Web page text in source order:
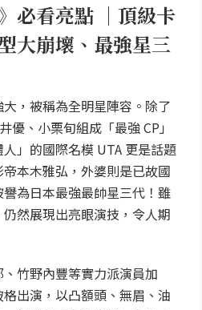
必看亮點 ｜頂級卡
大崩壞、最強星三
，被稱為全明星陣容。除了
優、小栗旬組成「最強 CP」
」的國際名模 UTA 更是話題
本木雅弘，外婆則是已故國
為日本最強最帥星三代！雖
然展現出亮眼演技，令人期
竹野內豐等實力派演員加
出演，以凸額頭、無眉、油